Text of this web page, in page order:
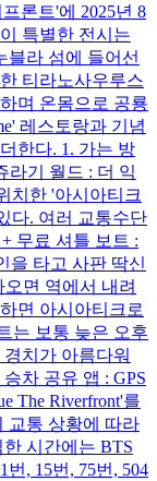
론트'에 2025년 8
특별한 전시는
블라 섬에 들어선
티라노사우루스
며 온몸으로 공룡
레스토랑과 기념
한다. 1. 가는 방
라기 월드 : 더 익
치한 '아시아티크
다. 여러 교통수단
무료 셔틀 보트 :
을 타고 사판 딱신
오면 역에서 내려
면 아시아티크로
는 보통 늦은 오후
치가 아름다워
차 공유 앱 : GPS
The Riverfront'를
교통 상황에 따라
시간에는 BTS
, 15번, 75번, 504